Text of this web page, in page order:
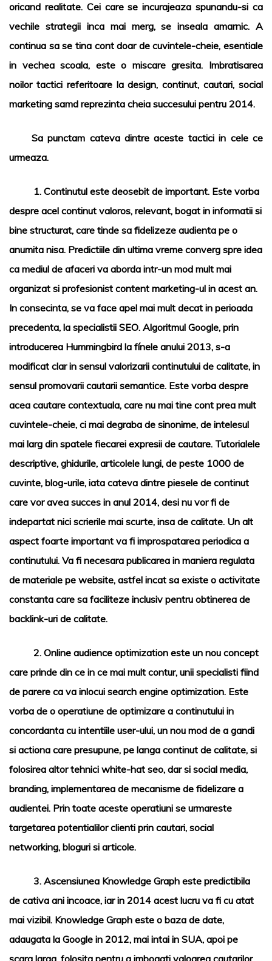
oricand realitate. Cei care se incurajeaza spunandu-si ca
vechile strategii inca mai merg, se inseala amarnic. A
continua sa se tina cont doar de cuvintele-cheie, esentiale
in vechea scoala, este o miscare gresita. Imbratisarea
noilor tactici referitoare la design, continut, cautari, social
marketing samd reprezinta cheia succesului pentru 2014.
Sa punctam cateva dintre aceste tactici in cele ce
urmeaza.
1. Continutul este deosebit de important. Este vorba
despre acel continut valoros, relevant, bogat in informatii si
bine structurat, care tinde sa fidelizeze audienta pe o
anumita nisa. Predictiile din ultima vreme converg spre idea
ca mediul de afaceri va aborda intr-un mod mult mai
organizat si profesionist content marketing-ul in acest an.
In consecinta, se va face apel mai mult decat in perioada
precedenta, la specialistii SEO. Algoritmul Google, prin
introducerea Hummingbird la fínele anului 2013, s-a
modificat clar in sensul valorizarii continutului de calitate, in
sensul promovarii cautarii semantice. Este vorba despre
acea cautare contextuala, care nu mai tine cont prea mult
cuvintele-cheie, ci mai degraba de sinonime, de intelesul
mai larg din spatele fiecarei expresii de cautare. Tutorialele
descriptive, ghidurile, articolele lungi, de peste 1000 de
cuvinte, blog-urile, iata cateva dintre piesele de continut
care vor avea succes in anul 2014, desi nu vor fi de
indepartat nici scrierile mai scurte, insa de calitate. Un alt
aspect foarte important va fi improspatarea periodica a
continutului. Va fi necesara publicarea in maniera regulata
de materiale pe website, astfel incat sa existe o activitate
constanta care sa faciliteze inclusiv pentru obtinerea de
backlink-uri de calitate.
2. Online audience optimization este un nou concept
care prinde din ce in ce mai mult contur, unii specialisti fiind
de parere ca va inlocui search engine optimization. Este
vorba de o operatiune de optimizare a continutului in
concordanta cu intentiile user-ului, un nou mod de a gandi
si actiona care presupune, pe langa continut de calitate, si
folosirea altor tehnici white-hat seo, dar si social media,
branding, implementarea de mecanisme de fidelizare a
audientei. Prin toate aceste operatiuni se urmareste
targetarea potentialilor clienti prin cautari, social
networking, bloguri si articole.
3. Ascensiunea Knowledge Graph este predictibila
de cativa ani incoace, iar in 2014 acest lucru va fi cu atat
mai vizibil. Knowledge Graph este o baza de date,
adaugata la Google in 2012, mai intai in SUA, apoi pe
scara larga, folosita pentru a imbogati valoarea cautarilor